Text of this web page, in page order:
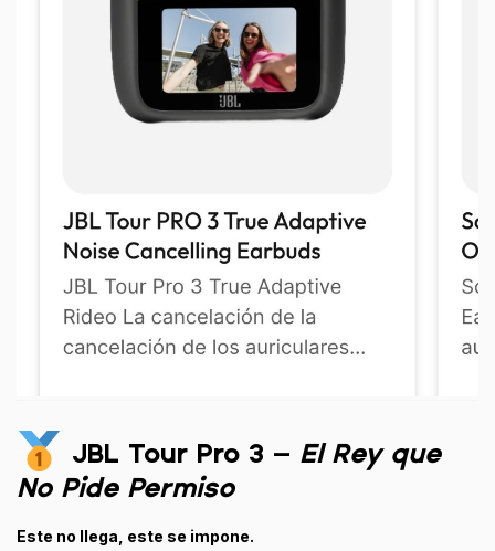
JBL Tour Pro 3 – El Rey que
No Pide Permiso
Este no llega, este se impone.